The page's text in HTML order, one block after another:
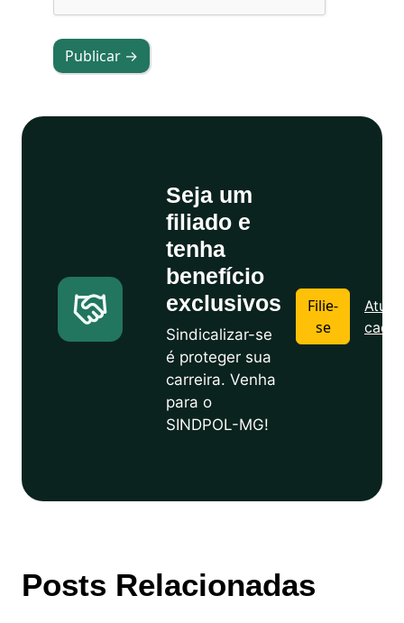
Publicar →
Seja um
filiado e
tenha
benefício
exclusivos
Sindicalizar-se
é proteger sua
carreira. Venha
para o
SINDPOL-MG!
Filie-
se
Posts Relacionadas